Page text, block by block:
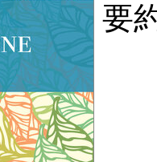
要